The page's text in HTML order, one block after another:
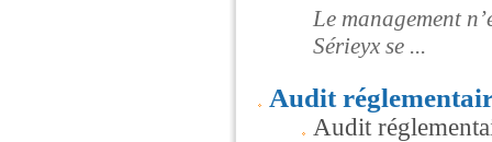
Le management
Sérieyx se ...
Audit
Audit